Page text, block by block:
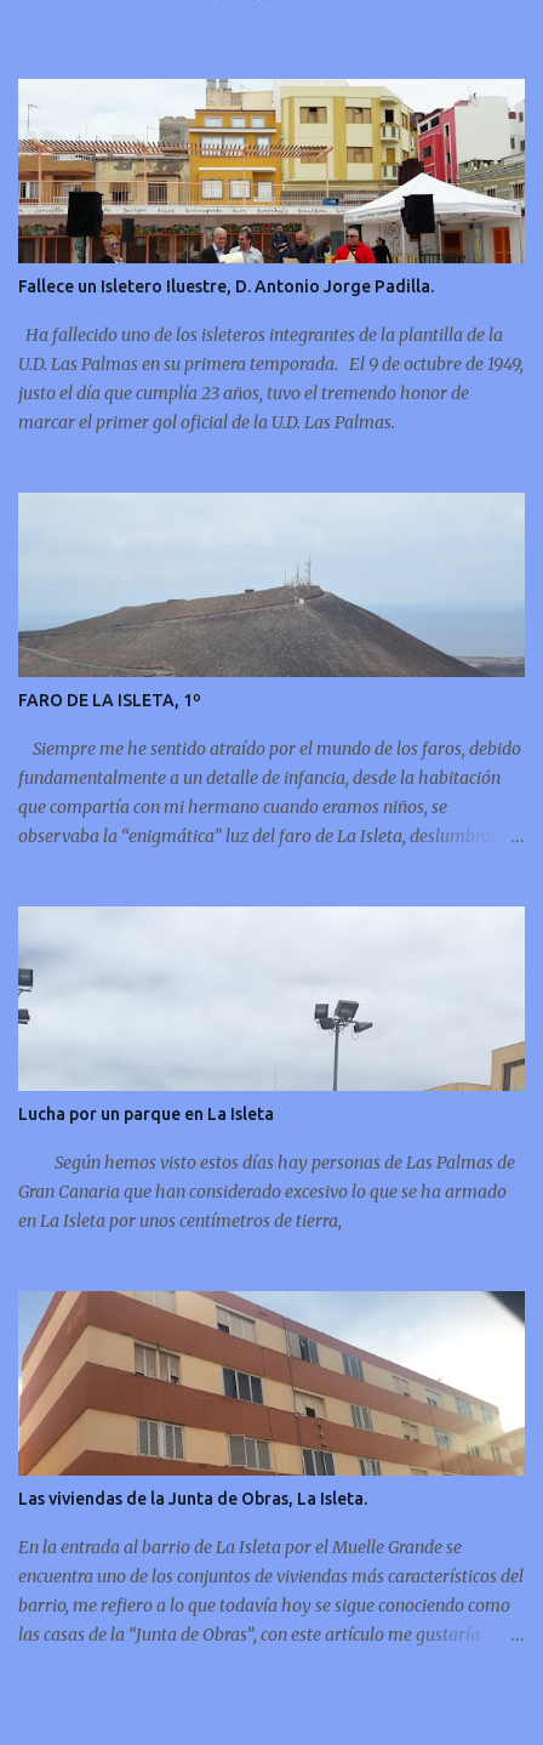
Fallece un Isletero Iluestre, D. Antonio Jorge Padilla.
Ha fallecido uno de los isleteros integrantes de la plantilla de la
U.D. Las Palmas en su primera temporada. El 9 de octubre de 1949,
justo el día que cumplía 23 años, tuvo el tremendo honor de
marcar el primer gol oficial de la U.D. Las Palmas.
FARO DE LA ISLETA, 1º
Siempre me he sentido atraído por el mundo de los faros, debido
fundamentalmente a un detalle de infancia, desde la habitación
que compartía con mi hermano cuando eramos niños, se
observaba la “enigmática” luz del faro de La Isleta, deslumbrando
de La Isleta: La Montaña del Faro, vista desde la Montaña
Colorada.
Lucha por un parque en La Isleta
Según hemos visto estos días hay personas de Las Palmas de
Gran Canaria que han considerado excesivo lo que se ha armado
en La Isleta por unos centímetros de tierra,
Las viviendas de la Junta de Obras, La Isleta.
En la entrada al barrio de La Isleta por el Muelle Grande se
encuentra uno de los conjuntos de viviendas más característicos del
barrio, me refiero a lo que todavía hoy se sigue conociendo como
las casas de la “Junta de Obras”, con este artículo me gustaría